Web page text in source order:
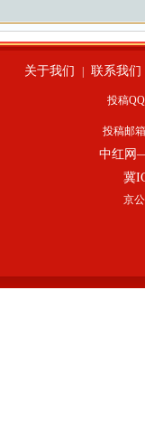
关于我们 联系我们
投稿
投稿邮
中红网
冀
京